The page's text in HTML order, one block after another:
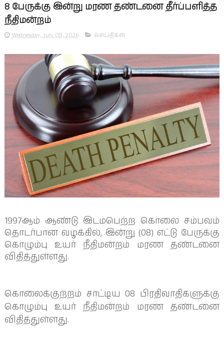
8 பேருக்கு இன்று மரண தண்டனை தீர்ப்பளித்த
நீதிமன்றம்
Wednesday, July 08, 2026 செய்திகள்
1997ஆம் ஆண்டு இடம்பெற்ற கொலை சம்பவம்
தொடர்பான வழக்கில், இன்று (08) எட்டு பேருக்கு
கொழும்பு உயர் நீதிமன்றம் மரண தண்டனை
விதித்துள்ளது.
கொலைக்குற்றம் சாட்டிய 08 பிரதிவாதிகளுக்கு
கொழும்பு உயர் நீதிமன்றம் மரண தண்டனை
விதித்துள்ளது.